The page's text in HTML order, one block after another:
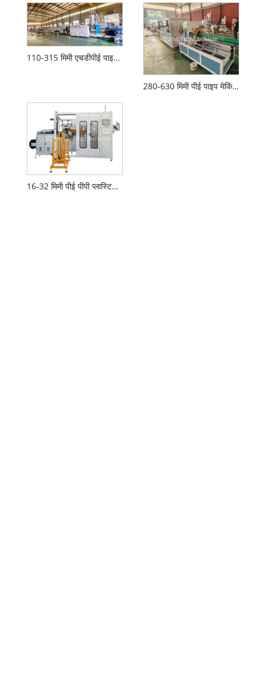
110-315 मिमी एचडीपीई पाइप एक्सट्रूज़न मशीन
280-630 मिमी पीई पाइप मेकिंग मशीन
16-32 मिमी पीई पीपी प्लास्टिक पाइप ऑटो वाइंडिंग और पैकिंग मशीन